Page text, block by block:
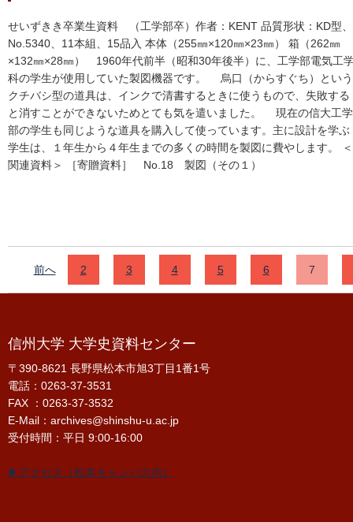
せいずきき卒業生資料 （工学部卒）作者：KENT 品質形状：KD型、
No.5340、11本組、15品入 本体（255㎜×120㎜×23㎜） 箱（262㎜
×132㎜×28㎜） 1960年代前半（昭和30年後半）に、工学部電気工
科の学生が使用していた製図機器です。 烏口（からすぐち）という
クチバシ型の道具は、インクで清書するときに使うもので、失敗する
と消すことができないためとても気を遣いました。 現在の信大工学
部の学生も同じような道具を購入して使っています。主に設計を学ぶ
学生は、１年生から４年生までの多くの時間を製図に費やします。 ＜
関連資料＞ ［寄贈資料］ No.18 製図（その１）
前へ 2 3 4 5 6 7
信州大学 大学史資料センター
〒390-8621 長野県松本市旭3丁目1番1号
電話：0263-37-3531
FAX ：0263-37-3532
E-Mail：archives@shinshu-u.ac.jp
受付時間：平日 9:00-16:00
▶アクセス（松本キャンパス内）